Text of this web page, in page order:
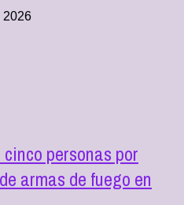
2026
personas por
armas de fuego en